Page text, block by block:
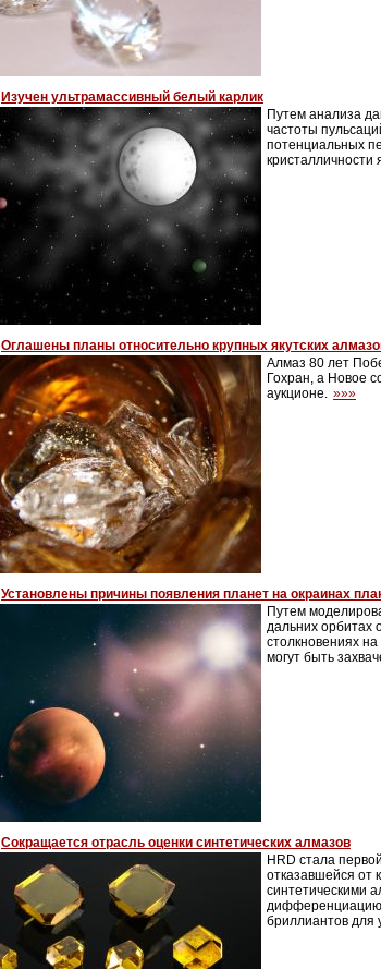
Изучен ультрамассивный белый карлик
Путем анализа
частоты
потенциальных
кристалличности
Оглашены планы относительно крупных якутских
Алмаз 80 лет
Гохран, а Новое
аукционе. »»»
Установлены причины появления планет на окраинах
Путем
дальних орбитах
столкновениях
могут быть
Сокращается отрасль оценки синтетических алмазов
HRD стала
отказавшейся от
синтетическими
дифференциацию
бриллиантов для